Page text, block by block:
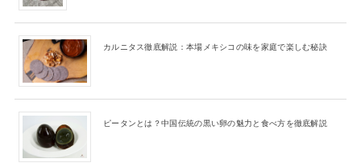
カルニタス徹底解説：本場メキシコの味を家庭で楽しむ秘訣
ピータンとは？中国伝統の黒い卵の魅力と食べ方を徹底解説